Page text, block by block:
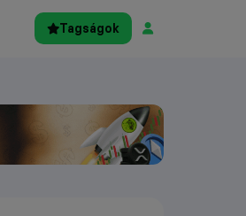
Tagságok